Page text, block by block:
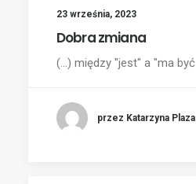
23 września, 2023
Dobra zmiana
(...) między "jest" a "ma być
przez Katarzyna Plaza